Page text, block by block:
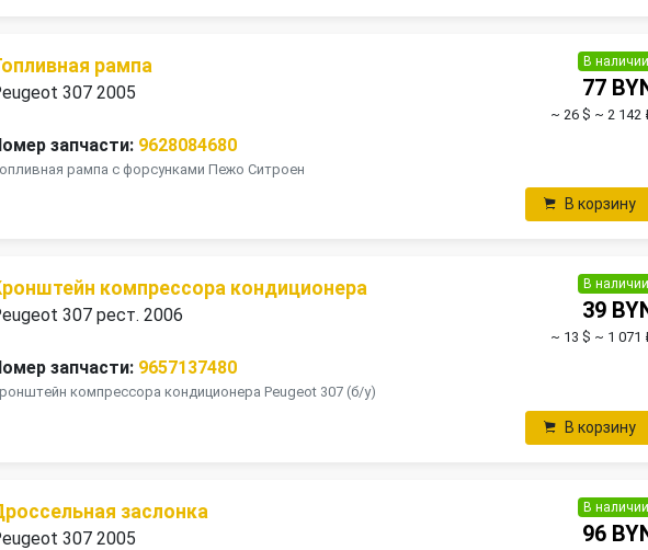
рампа
307 2005
запчасти: 9628084680
рампа с форсунками Пежо Ситроен
В наличии
77
~ 26 $ ~ 2 142
В корзину
компрессора кондиционера
307 рест. 2006
запчасти: 9657137480
компрессора кондиционера Peugeot 307 (б/у)
В наличии
39
~ 13 $ ~ 1 071
В корзину
заслонка
307 2005
В наличии
96